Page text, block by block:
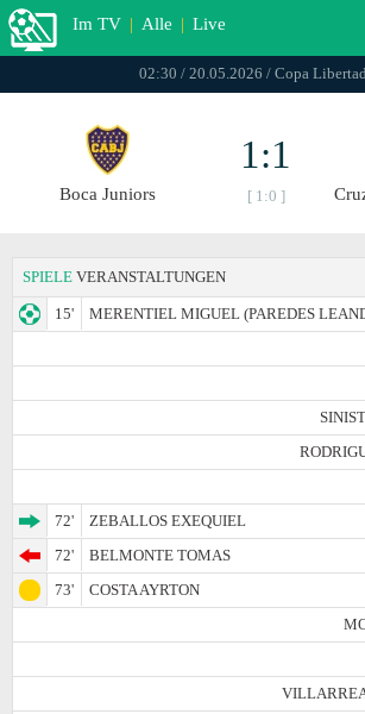
Im TV | Alle | Live
02:30 / 20.05.2026 / Copa
Boca Juniors
1:1
[ 1:0 ]
SPIELE VERANSTALTUNGEN
15'
MERENTIEL MIGUEL (PAREDES
72'
ZEBALLOS EXEQUIEL
72'
BELMONTE TOMAS
73'
COSTA AYRTON